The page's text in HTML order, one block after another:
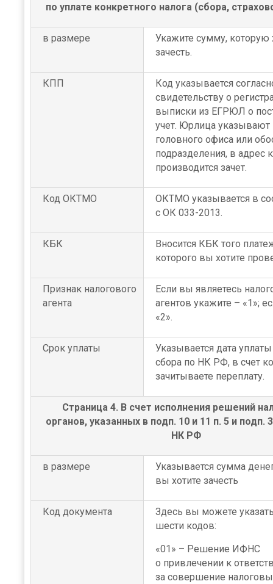
по уплате конкретного налога (сбора,
в размере
Укажите сумму, которую
зачесть.
КПП
Код указывается
свидетельству о
выписки из ЕГРЮЛ о
учет. Юрлица
головного офиса или
подразделения, в адрес
производится зачет.
Код ОКТМО
ОКТМО указывается в
с ОК 033-2013.
КБК
Вносится КБК того
которого вы хотите
Признак налогового
агента
Если вы являетесь
агентов укажите – «1»;
«2».
Срок уплаты
Указывается дата
сбора по НК РФ, в счет
зачитываете переплату.
Страница 4. В счет исполнения решений
органов, указанных в подп. 10 и 11 п. 5 и подп.
НК РФ
в размере
Указывается сумма
вы хотите зачесть
Код документа
Здесь вы можете
шести кодов:
«01» – Решение ИФНС
о привлечении к
за совершение